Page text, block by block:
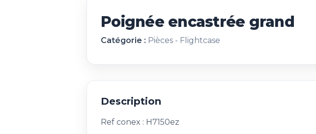
Poignée encastrée grand
Catégorie : Pièces - Flightcase
Description
Ref conex : H7150ez